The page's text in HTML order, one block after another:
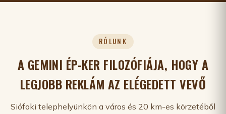
RÓLUNK
A GEMINI ÉP-KER FILOZÓFIÁJA, HOGY A
LEGJOBB REKLÁM AZ ELÉGEDETT VEVŐ
Siófoki telephelyünkön a város és 20 km-es körzetéből